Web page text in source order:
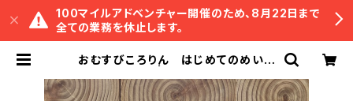
100マイルアドベンチャー開催のため、8月22日まで
全ての業務を休止します。
おむすびころりん はじめてのめいさ